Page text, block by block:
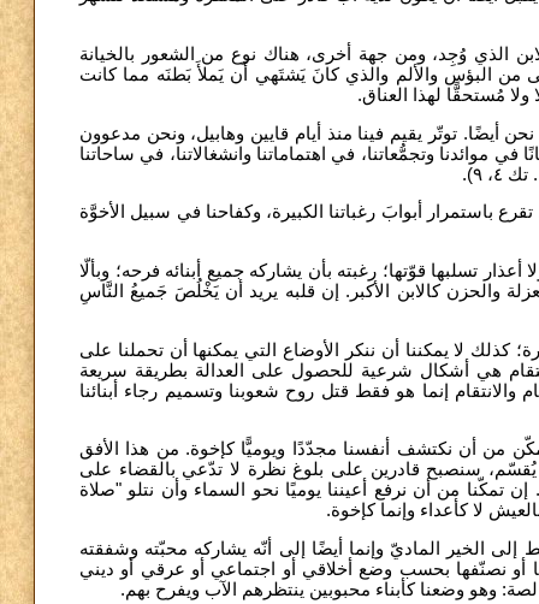
الذي وُجِد، ومن جهة أخرى، هناك نوع من الشعور بالخيانة
من البؤس والألم والذي كانَ يَشتَهي أَن يَملأَ بَطنَه مما كانت
مُستحقًّا لهذا العناق.
أيضًا. توتّر يقيم فينا منذ أيام قايين وهابيل، ونحن مدعوون
وتجمُّعاتنا، في اهتماماتنا وانشغالاتنا، في ساحاتنا
۹).
باستمرار أبوابَ رغباتنا الكبيرة، وكفاحنا في سبيل الأخوَّة
تسلبها قوّتها؛ رغبته بأن يشاركه جميع أبنائه فرحه؛ وبألّا
والحزن كالابن الأكبر. إن قلبه يريد أن يَخْلُصَ جَميعُ النَّاسِ
لا يمكننا أن ننكر الأوضاع التي يمكنها أن تحملنا على
هي أشكال شرعية للحصول على العدالة بطريقة سريعة
والانتقام إنما هو فقط قتل روح شعوبنا وتسميم رجاء أبنائنا
من أن نكتشف أنفسنا مجدّدًا ويوميًّا كإخوة. من هذا الأفق
يُقسّم، سنصبح قادرين على بلوغ نظرة لا تدّعي بالقضاء على
من أن نرفع أعيننا يوميًا نحو السماء وأن نتلو "صلاة
لا كأعداء وإنما كإخوة.
هو لي فهُو لَكَ" (لو ١٥، ٣١). وهو لا يشير فقط إلى الخير الماديّ وإنما أيضًا إلى أنّه يشاركه محبّته وشفقته
أو نصنّفها بحسب وضع أخلاقي أو اجتماعي أو عرقي أو ديني
وهو وضعنا كأبناء محبوبين ينتظرهم الآب ويفرح بهم.